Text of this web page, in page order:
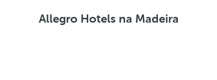
Allegro Hotels na Madeira